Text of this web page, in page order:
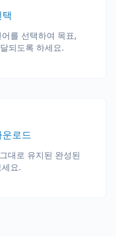
를 선택하여 목표,
되도록 하세요.
로드
대로 유지된 완성된
요.